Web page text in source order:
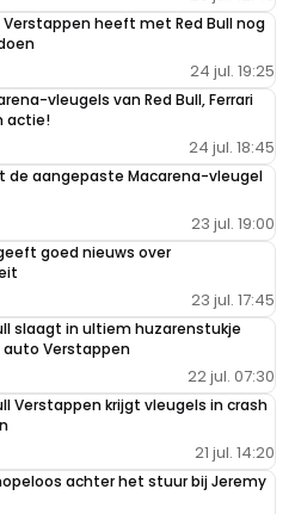
heeft met Red Bull nog
24 jul. 19:25
vleugels van Red Bull, Ferrari
actie!
24 jul. 18:45
de aangepaste Macarena-vleugel
23 jul. 19:00
goed nieuws over
23 jul. 17:45
slaagt in ultiem huzarenstukje
Verstappen
22 jul. 07:30
Verstappen krijgt vleugels in crash
21 jul. 14:20
achter het stuur bij Jeremy